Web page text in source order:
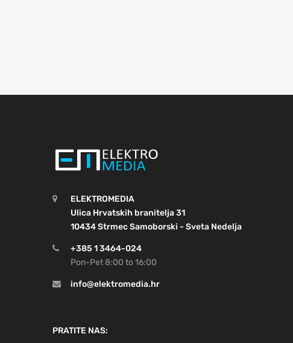
ELEKTROMEDIA
Ulica Hrvatskih branitelja 31
10434 Strmec Samoborski - Sveta Nedelja
+385 1 3464-024
Pon-Pet 8:00 to 16:00
info@elektromedia.hr
PRATITE NAS: